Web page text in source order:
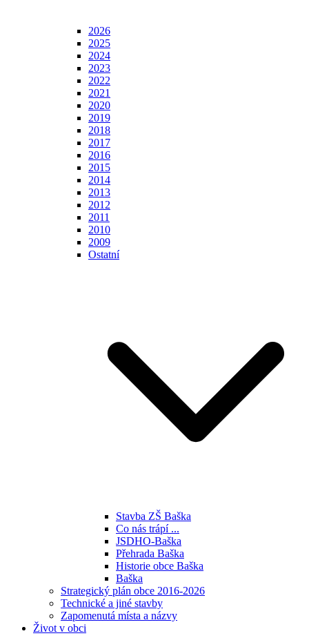
2026
2025
2024
2023
2022
2021
2020
2019
2018
2017
2016
2015
2014
2013
2012
2011
2010
2009
Ostatní
Stavba ZŠ Baška
Co nás trápí ...
JSDHO-Baška
Přehrada Baška
Historie obce Baška
Baška
Strategický plán obce 2016-2026
Technické a jiné stavby
Zapomenutá místa a názvy
Život v obci